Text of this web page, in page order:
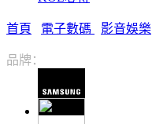
首頁 電子數碼 影音娛樂
品牌：